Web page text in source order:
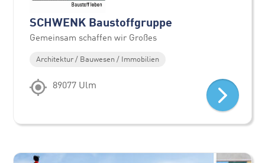
SCHWENK Baustoffgruppe
Gemeinsam schaffen wir Großes
Architektur / Bauwesen / Immobilien
89077 Ulm